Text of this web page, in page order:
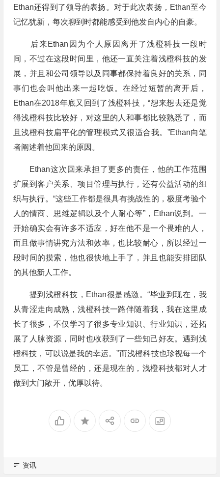
Ethan还得到了领导的表扬。对于此次表扬，Ethan至今
记忆犹新，每次聊到时都能感受到他发自内心的自豪。
后来Ethan因为个人原因离开了浅橙科技一段时
间，不过在这段时间里，他还一直关注着浅橙科技的发
展，并且和公司领导以及同事都保持着良好的关系，同
事们也会叫他出来一起吃饭。在经过短暂的离开后，
Ethan在2018年底又回到了浅橙科技，“想来想去还是觉
得浅橙科技比较好，对这里的人和事都比较熟悉了，而
且浅橙科技扁平化的管理模式又很适合我。”Ethan向笔
者阐述着他回来的原因。
Ethan这次回来承担了更多的责任，他的工作范围
扩展到客户关系、项目管理与执行，还有公益活动的组
织与执行。“这些工作都是很具有挑战性的，极度考验个
人的情商、思维逻辑以及个人耐心等”，Ethan说到。一
开始确实会有许多不适应，好在他不是一个畏难的人，
而且做事情讲究方法和效率，也比较耐心，所以经过一
段时间的摸索，他也很快地上手了，并且也能安排团队
的其他新人工作。
提到浅橙科技，Ethan很是感激。“毕业到现在，我
从青涩走向成熟，浅橙科技一路伴随着我，我在这里成
长了很多，不仅学习了很多专业知识、行业知识，还拓
展了人脉资源，同时也收获到了一些知己好友。遇到浅
橙科技，可以说是我的幸运。”而浅橙科技也珍视每一个
员工，不管是曾经的，还是现在的，浅橙科技都对人才
做到大门敞开，优厚以待。
资讯